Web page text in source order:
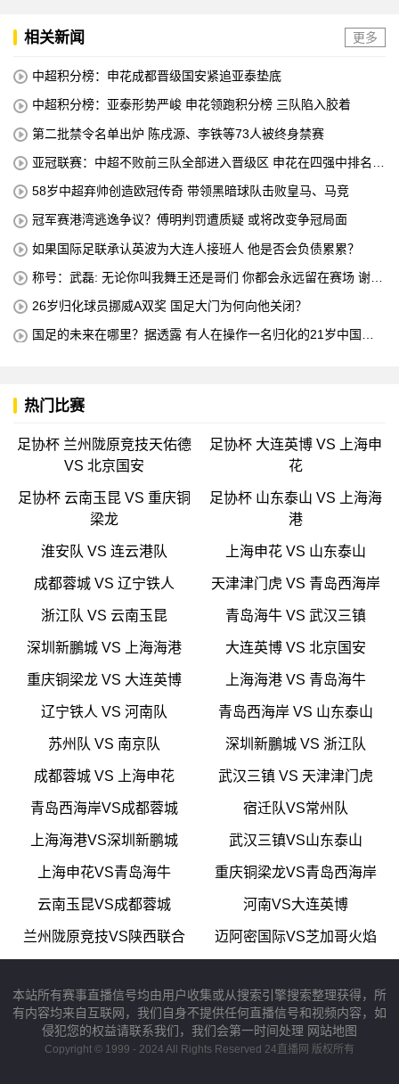
相关新闻 更多
中超积分榜：申花成都晋级国安紧追亚泰垫底
中超积分榜：亚泰形势严峻 申花领跑积分榜 三队陷入胶着
第二批禁令名单出炉 陈戌源、李铁等73人被终身禁赛
亚冠联赛：中超不败前三队全部进入晋级区 申花在四强中排名第
58岁中超弃帅创造欧冠传奇 带领黑暗球队击败皇马、马竞
冠军赛港湾逃逸争议？傅明判罚遭质疑 或将改变争冠局面
如果国际足联承认英波为大连人接班人 他是否会负债累累？
称号：武磊: 无论你叫我舞王还是哥们 你都会永远留在赛场 谢谢
26岁归化球员挪威A双奖 国足大门为何向他关闭？
国足的未来在哪里？据透露 有人在操作一名归化的21岁中国中
热门比赛
足协杯 兰州陇原竞技天佑德
VS 北京国安
足协杯 大连英博 VS 上海申
花
足协杯 云南玉昆 VS 重庆铜
梁龙
足协杯 山东泰山 VS 上海海
港
淮安队 VS 连云港队 上海申花 VS 山东泰山
成都蓉城 VS 辽宁铁人 天津津门虎 VS 青岛西海岸
浙江队 VS 云南玉昆 青岛海牛 VS 武汉三镇
深圳新鵬城 VS 上海海港 大连英博 VS 北京国安
重庆铜梁龙 VS 大连英博 上海海港 VS 青岛海牛
辽宁铁人 VS 河南队 青岛西海岸 VS 山东泰山
苏州队 VS 南京队 深圳新鵬城 VS 浙江队
成都蓉城 VS 上海申花 武汉三镇 VS 天津津门虎
青岛西海岸VS成都蓉城 宿迁队VS常州队
上海海港VS深圳新鹏城 武汉三镇VS山东泰山
上海申花VS青岛海牛 重庆铜梁龙VS青岛西海岸
云南玉昆VS成都蓉城 河南VS大连英博
兰州陇原竞技VS陕西联合 迈阿密国际VS芝加哥火焰
本站所有赛事直播信号均由用户收集或从搜索引擎搜索整理获得，所
有内容均来自互联网，我们自身不提供任何直播信号和视频内容，如
侵犯您的权益请联系我们，我们会第一时间处理 网站地图
Copyright © 1999 - 2024 All Rights Reserved 24直播网 版权所有